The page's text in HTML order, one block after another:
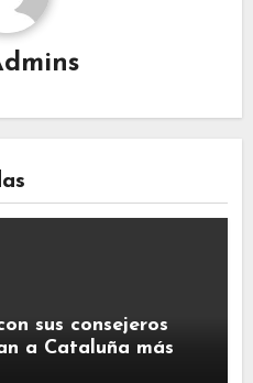
sus consejeros
a Cataluña más